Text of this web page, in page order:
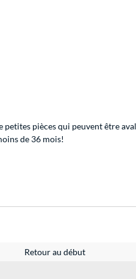
petites pièces qui peuvent être
de 36 mois!
Retour au début